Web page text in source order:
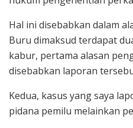
Hal ini disebabkan dalam
Buru dimaksud terdapat
kabur, pertama alasan
disebabkan laporan
Kedua, kasus yang saya
pidana pemilu melainkan